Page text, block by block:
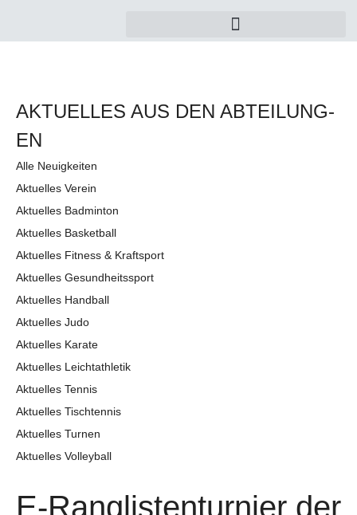
AKTUELLES AUS DEN AB­TEI­LUNG­
EN
Alle Neuigkeiten
Aktuelles Verein
Aktuelles Badminton
Aktuelles Basketball
Aktuelles Fitness & Kraftsport
Aktuelles Gesundheitssport
Aktuelles Handball
Aktuelles Judo
Aktuelles Karate
Aktuelles Leichtathletik
Aktuelles Tennis
Aktuelles Tischtennis
Aktuelles Turnen
Aktuelles Volleyball
E-Ranglistenturnier der